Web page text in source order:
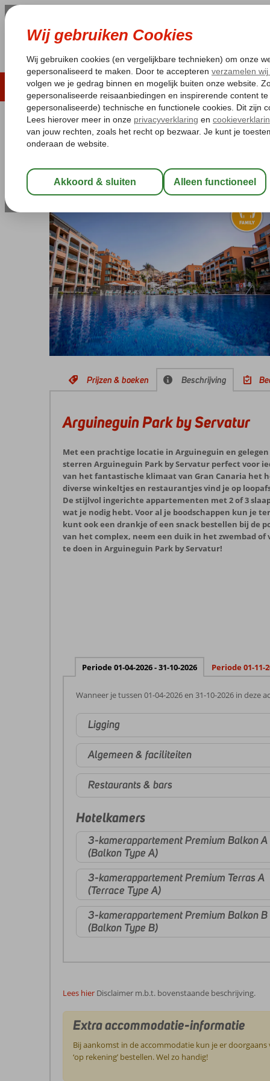
LAST MINUTE ZOMER 2026
Pakketgarantie Laagsteprijsgarantie*
Home
Spanje Canarische Eilanden
Arguineguin Park by Servatur
Logies-Appartement
Prijzen & boeken Beschrijving
Arguineguin Park by Servatur
Met een prachtige locatie in Arguineguin en
sterren Arguineguin Park by Servatur perfect voor
van het fantastische klimaat van Gran Canaria het
diverse winkeltjes en restaurantjes vind je op
De stijlvol ingerichte appartementen met 2 of 3
wat je nodig hebt. Voor al je boodschappen kun je
kunt ook een drankje of een snack bestellen bij de
van het complex, neem een duik in het zwembad of
te doen in Arguineguin Park by Servatur!
Periode 01-04-2026 - 31-10-2026 Periode 01-11-
Wanneer je tussen 01-04-2026 en 31-10-2026 in
Ligging
Algemeen & faciliteiten
Restaurants & bars
Hotelkamers
3-kamerappartement Premium Balkon A
(Balkon Type A)
3-kamerappartement Premium Terras A
(Terrace Type A)
3-kamerappartement Premium Balkon B
(Balkon Type B)
Lees hier Disclaimer m.b.t. bovenstaande beschrijving.
Extra accommodatie-informatie
Bij aankomst in de accommodatie kun je er
‘op rekening’ bestellen. Wel zo handig!